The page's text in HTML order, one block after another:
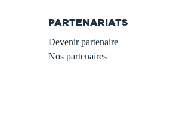
PARTENARIATS
Devenir partenaire
Nos partenaires